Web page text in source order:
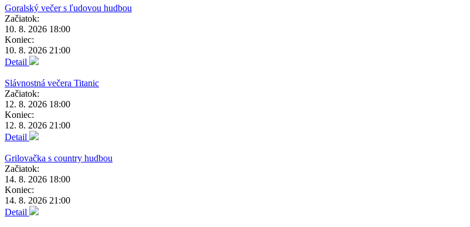
Goralský večer s ľudovou hudbou
Začiatok:
10. 8. 2026 18:00
Koniec:
10. 8. 2026 21:00
Detail
Slávnostná večera Titanic
Začiatok:
12. 8. 2026 18:00
Koniec:
12. 8. 2026 21:00
Detail
Grilovačka s country hudbou
Začiatok:
14. 8. 2026 18:00
Koniec:
14. 8. 2026 21:00
Detail